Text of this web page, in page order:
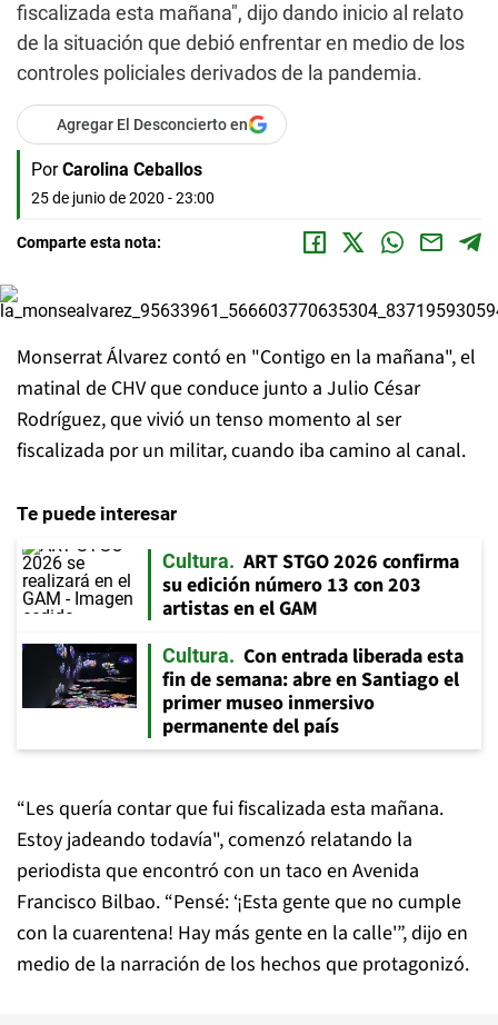
fiscalizada esta mañana", dijo dando inicio al relato
de la situación que debió enfrentar en medio de los
controles policiales derivados de la pandemia.
Agregar El Desconcierto en
Por Carolina Ceballos
25 de junio de 2020 - 23:00
Comparte esta nota:
Monserrat Álvarez contó en "Contigo en la mañana", el
matinal de CHV que conduce junto a Julio César
Rodríguez, que vivió un tenso momento al ser
fiscalizada por un militar, cuando iba camino al canal.
Te puede interesar
Cultura
ART STGO 2026 confirma
su edición número 13 con 203
artistas en el GAM
Cultura
Con entrada liberada esta
fin de semana: abre en Santiago el
primer museo inmersivo
permanente del país
“Les quería contar que fui fiscalizada esta mañana.
Estoy jadeando todavía", comenzó relatando la
periodista que encontró con un taco en Avenida
Francisco Bilbao. “Pensé: ‘¡Esta gente que no cumple
con la cuarentena! Hay más gente en la calle'”, dijo en
medio de la narración de los hechos que protagonizó.